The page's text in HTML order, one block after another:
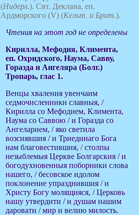
(Нидерл.). Свт. Деклана, еп.
Ардморского (V) (Кельт. и Брит.).
Чтения на этот год не определены
Кирилла, Мефодия, Климента,
еп. Охридского, Наума, Савву,
Горазда и Ангеляра (Болг.)
Тропарь, глас 1.
Венцы хваления увенчаим
седмочисленники славныя, /
Кирилла со Мефодием, Климента,
Наума со Саввою / и Горазда со
Ангеларием, / яко светила
возсиявшия / и Триединаго Бога
нам благовестившия, / столпы
незыблемыя Церкве Болгарския / и
богодухновенныя поборники слова
нашего, / бесовское идолом
поклонение упразднившия / и
Христу Богу молящияся, / Церковь
нашу утвердити / и душам нашим
даровати / мир и велию милость.